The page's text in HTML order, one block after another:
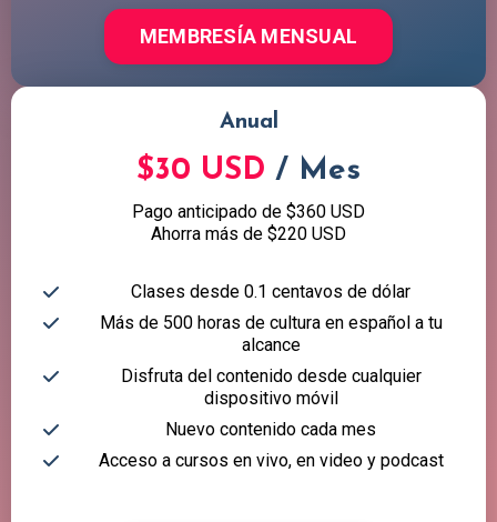
MEMBRESÍA MENSUAL
Anual
$30 USD / Mes
Pago anticipado de $360 USD
Ahorra más de $220 USD
Clases desde 0.1 centavos de dólar
Más de 500 horas de cultura en español a tu
alcance
Disfruta del contenido desde cualquier
dispositivo móvil
Nuevo contenido cada mes
Acceso a cursos en vivo, en video y podcast